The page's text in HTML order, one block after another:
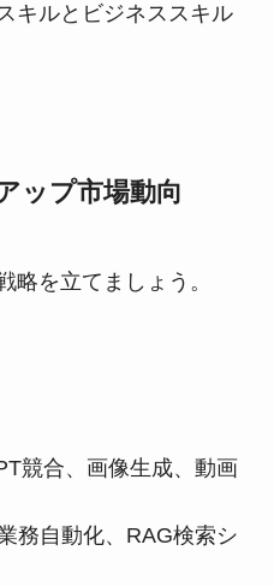
キルとビジネススキル
ップ市場動向
略を立てましょう。
競合、画像生成、動画
務自動化、RAG検索シ